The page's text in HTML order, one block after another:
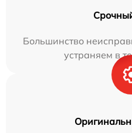
Большинство
устраняем в